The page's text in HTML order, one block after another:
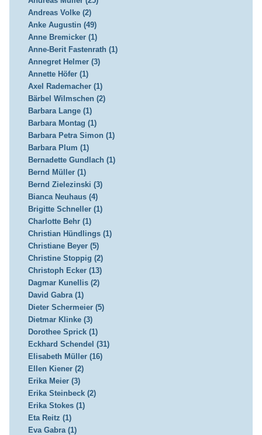
Andreas Volke (2)
Anke Augustin (49)
Anne Bremicker (1)
Anne-Berit Fastenrath (1)
Annegret Helmer (3)
Annette Höfer (1)
Axel Rademacher (1)
Bärbel Wilmschen (2)
Barbara Lange (1)
Barbara Montag (1)
Barbara Petra Simon (1)
Barbara Plum (1)
Bernadette Gundlach (1)
Bernd Müller (1)
Bernd Zielezinski (3)
Bianca Neuhaus (4)
Brigitte Schneller (1)
Charlotte Behr (1)
Christian Hündlings (1)
Christiane Beyer (5)
Christine Stoppig (2)
Christoph Ecker (13)
Dagmar Kunellis (2)
David Gabra (1)
Dieter Schermeier (5)
Dietmar Klinke (3)
Dorothee Sprick (1)
Eckhard Schendel (31)
Elisabeth Müller (16)
Ellen Kiener (2)
Erika Meier (3)
Erika Steinbeck (2)
Erika Stokes (1)
Eta Reitz (1)
Eva Gabra (1)